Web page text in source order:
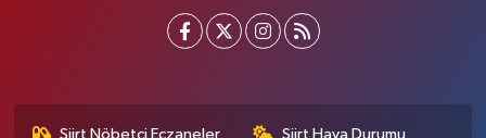
Siirt Nöbetçi Eczaneler Siirt Hava Durumu